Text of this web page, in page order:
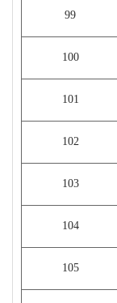
99
100
101
102
103
104
105